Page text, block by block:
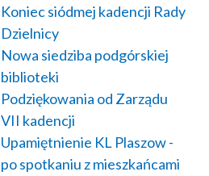
Koniec siódmej kadencji Rady
Dzielnicy
Nowa siedziba podgórskiej
biblioteki
Podziękowania od Zarządu
VII kadencji
Upamiętnienie KL Plaszow -
po spotkaniu z mieszkańcami